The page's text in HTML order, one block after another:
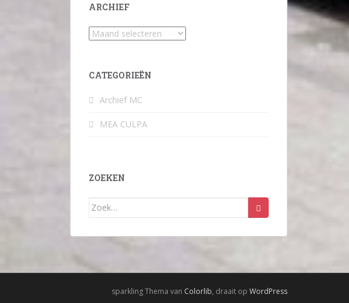
ARCHIEF
Archief
CATEGORIEËN
Archief MC
MEA CULPA
ZOEKEN
Zoek
sparkling Thema van Colorlib, draait op WordPress